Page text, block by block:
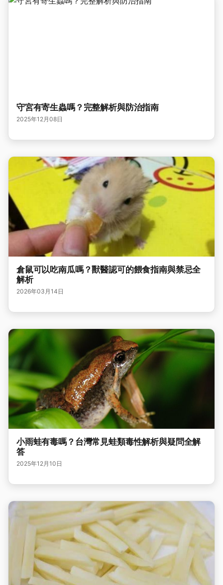
守宮有寄生蟲嗎？完整解析與防治指南
2025年12月08日
倉鼠可以吃南瓜嗎？獸醫認可的餵食指南與禁忌全
解析
2026年03月14日
小雨蛙有毒嗎？台灣常見蛙類毒性解析與疑問全解
答
2025年12月10日